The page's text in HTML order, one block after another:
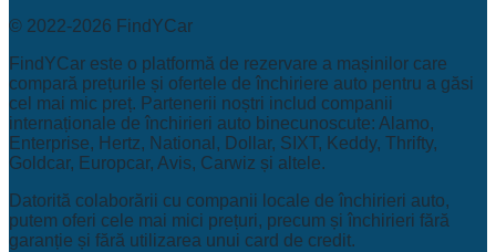
© 2022-2026 FindYCar
FindYCar este o platformă de rezervare a mașinilor care
compară prețurile și ofertele de închiriere auto pentru a găsi
cel mai mic preț. Partenerii noștri includ companii
internaționale de închirieri auto binecunoscute: Alamo,
Enterprise, Hertz, National, Dollar, SIXT, Keddy, Thrifty,
Goldcar, Europcar, Avis, Carwiz și altele.
Datorită colaborării cu companii locale de închirieri auto,
putem oferi cele mai mici prețuri, precum și închirieri fără
garanție și fără utilizarea unui card de credit.